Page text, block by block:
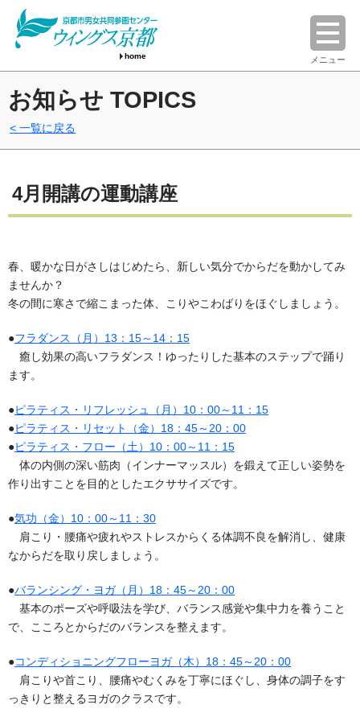
home メニュー
お知らせ TOPICS
一覧に戻る
4月開講の運動講座
春、暖かな日がさしはじめたら、新しい気分でからだを動かしてみ
ませんか？
冬の間に寒さで縮こまった体、こりやこわばりをほぐしましょう。
●フラダンス（月）13：15～14：15
癒し効果の高いフラダンス！ゆったりした基本のステップで踊り
ます。
●ピラティス・リフレッシュ（月）10：00～11：15
●ピラティス・リセット（金）18：45～20：00
●ピラティス・フロー（土）10：00～11：15
体の内側の深い筋肉（インナーマッスル）を鍛えて正しい姿勢を
作り出すことを目的としたエクササイズです。
●気功（金）10：00～11：30
肩こり・腰痛や疲れやストレスからくる体調不良を解消し、健康
なからだを取り戻しましょう。
●バランシング・ヨガ（月）18：45～20：00
基本のポーズや呼吸法を学び、バランス感覚や集中力を養うこと
で、こころとからだのバランスを整えます。
●コンディショニングフローヨガ（木）18：45～20：00
肩こりや首こり、腰痛やむくみを丁寧にほぐし、身体の調子をす
っきりと整えるヨガのクラスです。